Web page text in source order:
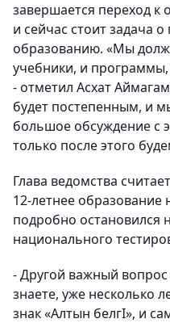
завершается переход
и сейчас стоит задача
образованию. «Мы
учебники, и
- отметил Асхат
будет постепенным, и
большое обсуждение с
только после этого
Глава ведомства
12-летнее образование
подробно остановился
национального
- Другой важный вопрос
знаете, уже несколько
знак «Алтын белгІ», и